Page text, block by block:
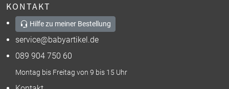
KONTAKT
Hilfe zu meiner Bestellung
service@babyartikel.de
089 904 750 60
Montag bis Freitag von 9 bis 15 Uhr